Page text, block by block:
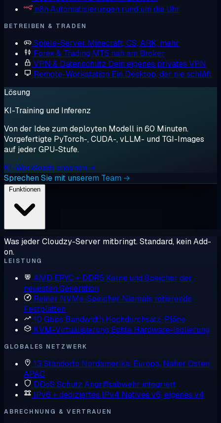
n8n Automatisierungen rund um die Uhr
BETREIBEN & TRADEN
Spiele-Server Minecraft, CS, ARK, mehr
Forex & Trading MT5 nah am Broker
VPN & Datenschutz Dein eigenes privates VPN
Remote-Workstation Ein Desktop, der nie schläft
Lösung
KI-Training und Inferenz
Von der Idee zum deployten Modell in 60 Minuten.
Vorgefertigte PyTorch-, CUDA-, vLLM- und TGI-Images
auf jeder GPU-Stufe.
KI-Workloads ansehen →
Sprechen Sie mit unserem Team →
Was jeder Cloudzy-Server mitbringt. Standard, kein Add-
on.
LEISTUNG
AMD EPYC + DDR5 Kerne und Speicher der
neuesten Generation
Reiner NVMe-Speicher Niemals rotierende
Festplatten
10 Gbps Bandwidth Hochdurchsatz-Pläne
KVM-Virtualisierung Echte Hardware-Isolierung
GLOBALES NETZWERK
13 Standorte Nordamerika, Europa, Naher Osten,
APAC
DDoS Schutz Angriffsabwehr integriert
IPv6 + dediziertes IPv4 Natives v6, eigenes v4
ABRECHNUNG & VERTRAUEN